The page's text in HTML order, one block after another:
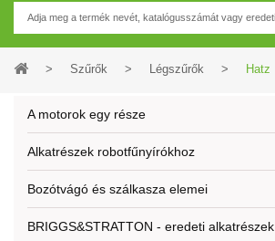
> Szűrők > Légszűrők > Hatz
A motorok egy része
Alkatrészek robotfűnyírókhoz
Bozótvágó és szálkasza elemei
BRIGGS&STRATTON - eredeti alkatrészek